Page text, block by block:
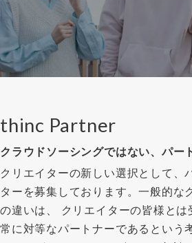
thinc Partner
クラウドソーシングではない、パー
クリエイターの新しい選択として、
ターを募集しております。一般的な
の違いは、 クリエイターの皆様とは
常に対等なパートナーであるという